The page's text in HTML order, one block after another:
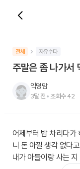
전체 자유수다
주말은 좀 나가서
익명맘
3달 전 • 조회수42
어제부터 밥 차리다가
니 돈 아낄 생각 없다
내가 아들이랑 사는